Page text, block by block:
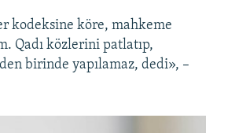
kodeksine köre, mahkeme
Qadı közlerini patlatıp,
birinde yapılamaz, dedi», –